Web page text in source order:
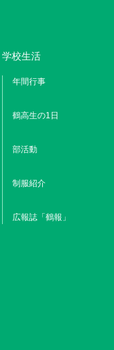
学校生活
年間行事
鶴高生の1日
部活動
制服紹介
広報誌「鶴報」